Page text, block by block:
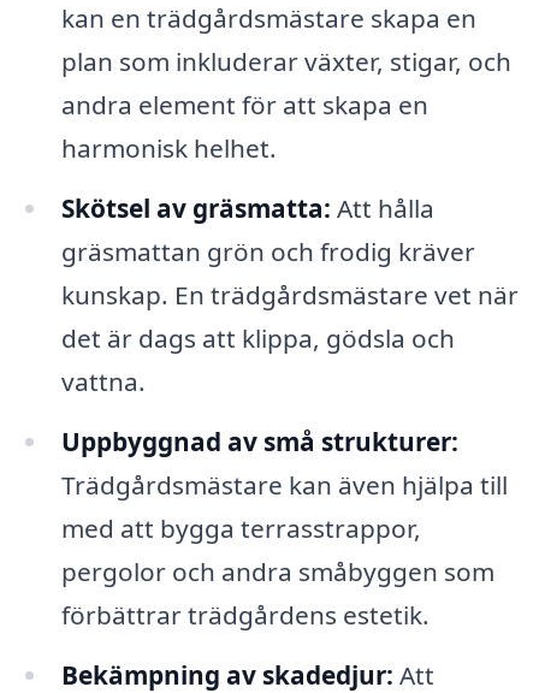
kan en trädgårdsmästare skapa en
plan som inkluderar växter, stigar, och
andra element för att skapa en
harmonisk helhet.
Skötsel av gräsmatta: Att hålla
gräsmattan grön och frodig kräver
kunskap. En trädgårdsmästare vet när
det är dags att klippa, gödsla och
vattna.
Uppbyggnad av små strukturer:
Trädgårdsmästare kan även hjälpa till
med att bygga terrasstrappor,
pergolor och andra småbyggen som
förbättrar trädgårdens estetik.
Bekämpning av skadedjur: Att